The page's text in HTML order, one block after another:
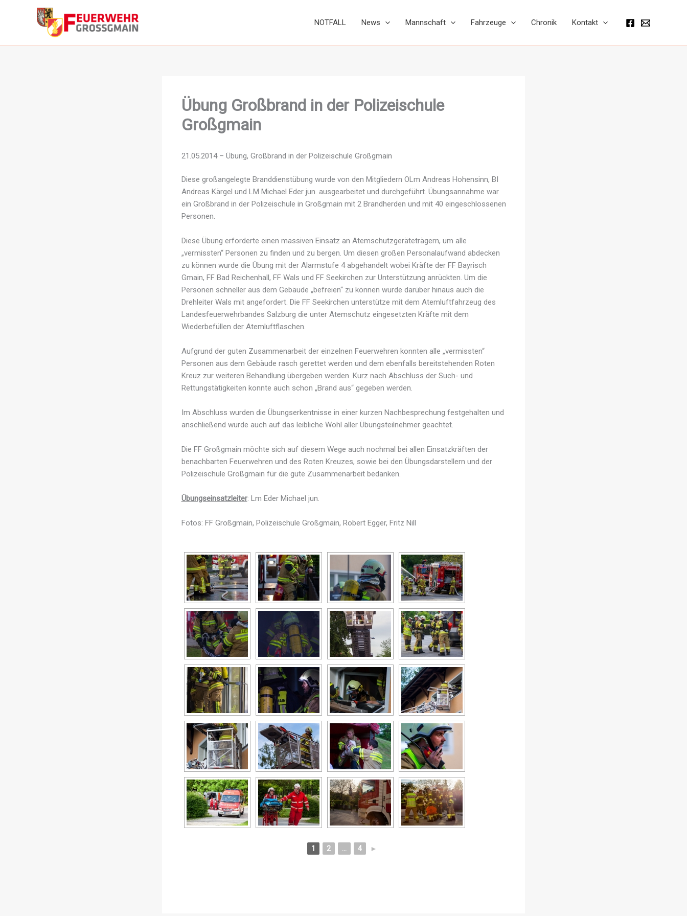
NOTFALL News Mannschaft Fahrzeuge Chronik Kontakt
Übung Großbrand in der Polizeischule
Großgmain
21.05.2014 – Übung, Großbrand in der Polizeischule Großgmain
Diese großangelegte Branddienstübung wurde von den Mitgliedern OLm Andreas Hohensinn, BI
Andreas Kärgel und LM Michael Eder jun. ausgearbeitet und durchgeführt. Übungsannahme war
ein Großbrand in der Polizeischule in Großgmain mit 2 Brandherden und mit 40 eingeschlossenen
Personen.
Diese Übung erforderte einen massiven Einsatz an Atemschutzgeräteträgern, um alle
„vermissten“ Personen zu finden und zu bergen. Um diesen großen Personalaufwand abdecken
zu können wurde die Übung mit der Alarmstufe 4 abgehandelt wobei Kräfte der FF Bayrisch
Gmain, FF Bad Reichenhall, FF Wals und FF Seekirchen zur Unterstützung anrückten. Um die
Personen schneller aus dem Gebäude „befreien“ zu können wurde darüber hinaus auch die
Drehleiter Wals mit angefordert. Die FF Seekirchen unterstütze mit dem Atemluftfahrzeug des
Landesfeuerwehrbandes Salzburg die unter Atemschutz eingesetzten Kräfte mit dem
Wiederbefüllen der Atemluftflaschen.
Aufgrund der guten Zusammenarbeit der einzelnen Feuerwehren konnten alle „vermissten“
Personen aus dem Gebäude rasch gerettet werden und dem ebenfalls bereitstehenden Roten
Kreuz zur weiteren Behandlung übergeben werden. Kurz nach Abschluss der Such- und
Rettungstätigkeiten konnte auch schon „Brand aus“ gegeben werden.
Im Abschluss wurden die Übungserkentnisse in einer kurzen Nachbesprechung festgehalten und
anschließend wurde auch auf das leibliche Wohl aller Übungsteilnehmer geachtet.
Die FF Großgmain möchte sich auf diesem Wege auch nochmal bei allen Einsatzkräften der
benachbarten Feuerwehren und des Roten Kreuzes, sowie bei den Übungsdarstellern und der
Polizeischule Großgmain für die gute Zusammenarbeit bedanken.
Übungseinsatzleiter: Lm Eder Michael jun.
Fotos: FF Großgmain, Polizeischule Großgmain, Robert Egger, Fritz Nill
1 2 ... 4 ►